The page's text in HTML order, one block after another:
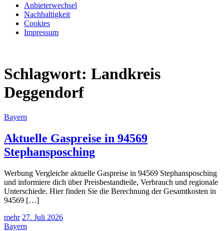
Anbieterwechsel
Nachhaltigkeit
Cookies
Impressum
Schlagwort: Landkreis
Deggendorf
Bayern
Aktuelle Gaspreise in 94569
Stephansposching
Werbung Vergleiche aktuelle Gaspreise in 94569 Stephansposching
und informiere dich über Preisbestandteile, Verbrauch und regionale
Unterschiede. Hier finden Sie die Berechnung der Gesamtkosten in
94569 […]
mehr 27. Juli 2026
Bayern